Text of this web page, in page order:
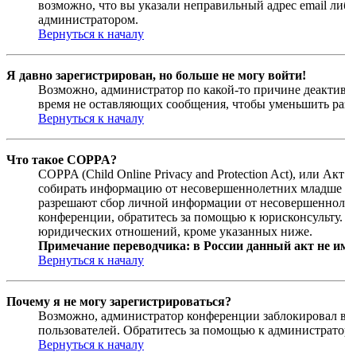
возможно, что вы указали неправильный адрес email
администратором.
Вернуться к началу
Я давно зарегистрирован, но больше не могу войти!
Возможно, администратор по какой-то причине
время не оставляющих сообщения, чтобы уменьшить
Вернуться к началу
Что такое COPPA?
COPPA (Child Online Privacy and Protection Act), или
собирать информацию от несовершеннолетних младше
разрешают сбор личной информации от
конференции, обратитесь за помощью к
юридических отношений, кроме указанных ниже.
Примечание переводчика: в России данный акт не
Вернуться к началу
Почему я не могу зарегистрироваться?
Возможно, администратор конференции заблокировал
пользователей. Обратитесь за помощью к
Вернуться к началу